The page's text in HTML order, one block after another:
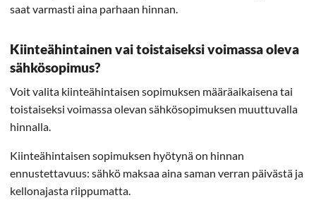
saat varmasti aina parhaan hinnan.
Kiinteähintainen vai toistaiseksi voimassa oleva
sähkösopimus?
Voit valita kiinteähintaisen sopimuksen määräaikaisena tai
toistaiseksi voimassa olevan sähkösopimuksen muuttuvalla
hinnalla.
Kiinteähintaisen sopimuksen hyötynä on hinnan
ennustettavuus: sähkö maksaa aina saman verran päivästä ja
kellonajasta riippumatta.